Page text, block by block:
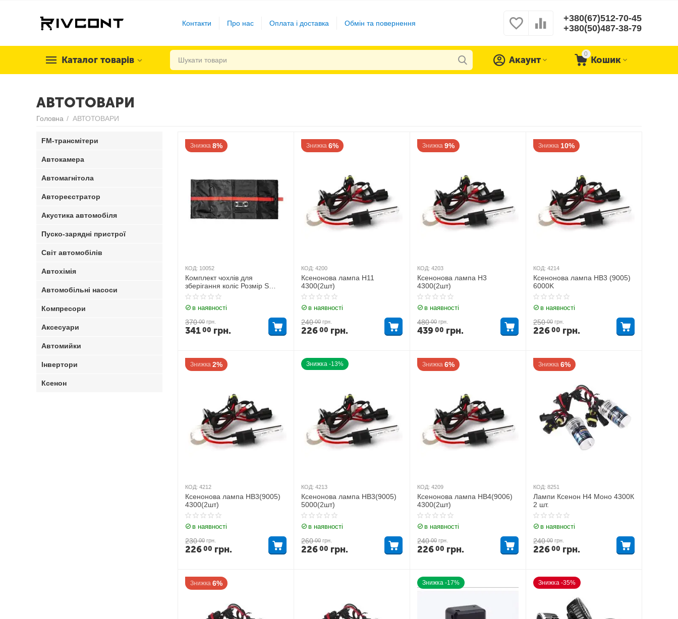
Контакти Про нас Оплата і доставка Обмін та повернення
+380(67)512-70-45
+380(50)487-38-79
Каталог товарів
0
Кошик
Акаунт
АВТОТОВАРИ
Головна / АВТОТОВАРИ
Знижка 8%
КОД: 10052
Комплект чохлів для
зберігання коліс Розмір S
Чорний
в наявності
370 00 грн.
34100 грн.
Знижка 6%
КОД: 4200
Ксенонова лампа H11
4300(2шт)
в наявності
240 00 грн.
22600 грн.
Знижка 9%
КОД: 4203
Ксенонова лампа H3
4300(2шт)
в наявності
480 00 грн.
43900 грн.
Знижка 10%
КОД: 4214
Ксенонова лампа HB3 (9005)
6000K
в наявності
250 00 грн.
22600 грн.
Знижка 2%
КОД: 4212
Ксенонова лампа HB3(9005)
4300(2шт)
в наявності
230 00 грн.
22600 грн.
Знижка -13%
КОД: 4213
Ксенонова лампа HB3(9005)
5000(2шт)
в наявності
260 00 грн.
22600 грн.
Знижка 6%
КОД: 4209
Ксенонова лампа HB4(9006)
4300(2шт)
в наявності
240 00 грн.
22600 грн.
Знижка 6%
КОД: 8251
Лампи Ксенон H4 Моно 4300К
2 шт.
в наявності
240 00 грн.
22600 грн.
Знижка 6% Знижка -17% Знижка -35%
FM-трансмітери
Автокамера
Автомагнітола
Автореєстратор
Акустика автомобіля
Пуско-зарядні пристрої
Світ автомобілів
Автохімія
Автомобільні насоси
Компресори
Аксесуари
Автомийки
Інвертори
Ксенон